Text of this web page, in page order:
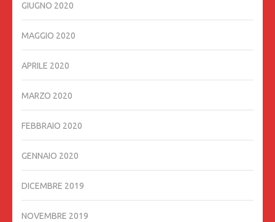
GIUGNO 2020
MAGGIO 2020
APRILE 2020
MARZO 2020
FEBBRAIO 2020
GENNAIO 2020
DICEMBRE 2019
NOVEMBRE 2019